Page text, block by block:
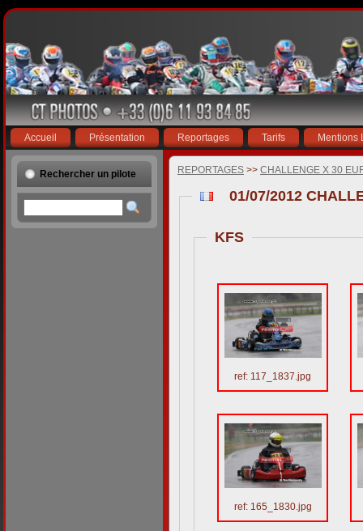
Accueil Présentation Reportages Tarifs Mentions
Rechercher un pilote REPORTAGES >> CHALLENGE X 30
01/07/2012
KFS
ref: 117_1837.jpg
ref: 165_1830.jpg